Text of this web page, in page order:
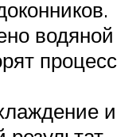
водяной
процесс
и